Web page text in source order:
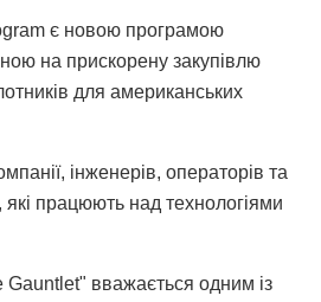
є новою програмою
на прискорену закупівлю
для американських
інженерів, операторів та
які працюють над технологіями
вважається одним із